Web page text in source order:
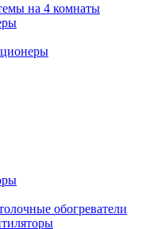
на 4 комнаты
обогреватели